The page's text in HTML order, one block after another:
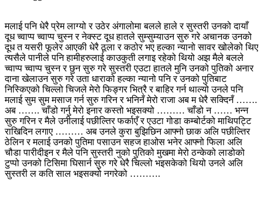
मलाई पनि धेरै प्रेम लाग्यो र उठेर अंगालोमा बलले हाले र सुस्तरी उनको दायाँ
दूध च्वाप्प च्वाप्प चुस्न र नेक्स्ट दूध हातले सुम्सुम्याउन सुरु गरे अचानक उनको
दूध त यसरी फूलेर आएकी धेरै ठूला र कठोर भए हल्का न्यानो सावर खोलेको थिए
त्यसैले पानीले पनि हामीहरुलाई काउकुती लगाइ रहेको थियो अझ मैले बलले
च्वाप्प च्वाप्प चुस्न र छुन सुरु गरे सुस्तरी एउटा हातले मुनि उनको पुतिको अनार
दाना खेलाउन सुरु गरे उता धाराको हल्का न्यानो पनि र उनको पुतिबाट
निस्किएको चिल्लो चिजले मेरो फिङ्गर भित्रै र बाहिर गर्न थाल्यो उनले पनि
मलाई सुम सुम मसाज गर्न सुरु गरिन र भनिनँ मेरो राजा अब म धेरै सक्दिनँ …….
अब ……. चाँडो गर्नु मेरो इनार कस्तो भइसक्यो ……… चाँडो न …… भन्न
सुरु गरिन र मैले उनीलाई पछील्तिर फर्काएँ र एउटा गोडा कम्बोर्टको माथिपट्टि
राखिदिन लगाए ……… अब उनले कुरा बुझिछिन आफ्नो छाक अलि पछील्तिर
ठेलिन र मलाई उनको पुतिमा पसाउन सहज हाओस भनेर आफ्नो फिला अलि
चौडा पारीदीइन र मैले पनि सुस्तरी नुको पुतिको मुखमा मेरो ठन्केको लाडोको
टुप्पो उनको टिसिमा घिसार्न सुरु गरे धेरै चिल्लो भइसकेको थियो उनले अलि
सुस्तरी ल कति साल भइसक्यो नगरेको ……….